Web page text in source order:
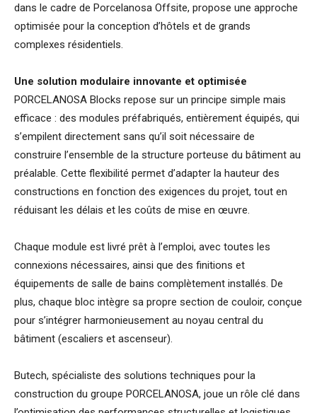
dans le cadre de Porcelanosa Offsite, propose une approche
optimisée pour la conception d’hôtels et de grands
complexes résidentiels.
Une solution modulaire innovante et optimisée
PORCELANOSA Blocks repose sur un principe simple mais
efficace : des modules préfabriqués, entièrement équipés, qui
s’empilent directement sans qu’il soit nécessaire de
construire l’ensemble de la structure porteuse du bâtiment au
préalable. Cette flexibilité permet d’adapter la hauteur des
constructions en fonction des exigences du projet, tout en
réduisant les délais et les coûts de mise en œuvre.
Chaque module est livré prêt à l’emploi, avec toutes les
connexions nécessaires, ainsi que des finitions et
équipements de salle de bains complètement installés. De
plus, chaque bloc intègre sa propre section de couloir, conçue
pour s’intégrer harmonieusement au noyau central du
bâtiment (escaliers et ascenseur).
Butech, spécialiste des solutions techniques pour la
construction du groupe PORCELANOSA, joue un rôle clé dans